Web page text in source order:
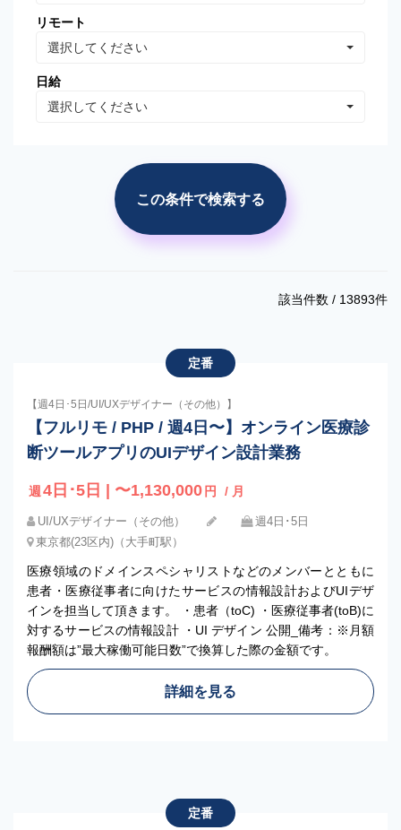
WordPress
市場調査・分析 競合調査・分析
リモート
選択してください
日給
選択してください
この条件で検索する
該当件数 / 13893件
定番
【週4日･5日/UI/UXデザイナー（その他）】
【フルリモ / PHP / 週4日〜】オンライン医療診
断ツールアプリのUIデザイン設計業務
週 4日･5日 | 〜1,130,000 円 / 月
UI/UXデザイナー（その他）
週4日･5日
東京都(23区内)（大手町駅）
医療領域のドメインスペシャリストなどのメンバーとともに
患者・医療従事者に向けたサービスの情報設計およびUIデザ
インを担当して頂きます。 ・患者（toC) ・医療従事者(toB)に
対するサービスの情報設計 ・UI デザイン 公開_備考：※月額
報酬額は”最大稼働可能日数”で換算した際の金額です。
詳細を見る
定番